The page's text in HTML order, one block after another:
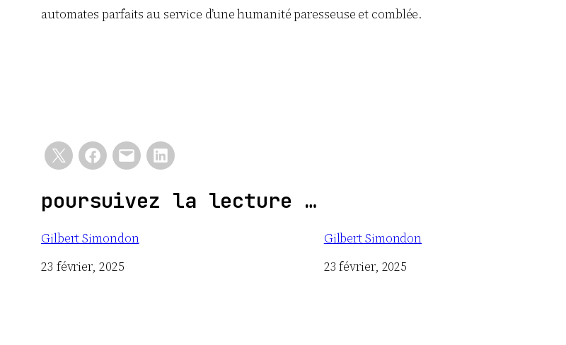
automates parfaits au service d’une humanité paresseuse et comblée.
poursuivez la lecture …
Gilbert Simondon
Date
23 février, 2025
Gilbert Simondon
Date
23 février, 2025